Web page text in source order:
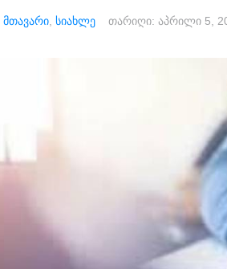
მთავარი სიახლე თარიღი: აპრილი 5,